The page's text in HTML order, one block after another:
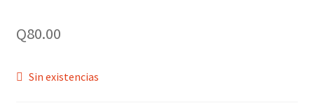
Q80.00
Sin existencias